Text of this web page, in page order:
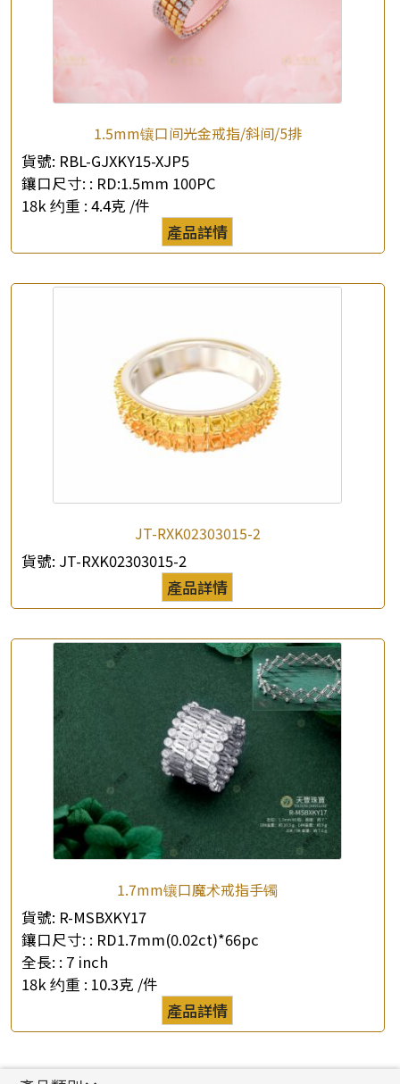
產品查詢
你的名字
*e-mail
查詢以下產品
1.5mm镶口间光金戒指/斜间/5排
貨號: RBL-GJXKY15-XJP5
鑲口尺寸: : RD:1.5mm 100PC
18k 约重 : 4.4克 /件
產品詳情
JT-RXK02303015-2
貨號: JT-RXK02303015-2
產品詳情
1.7mm镶口魔术戒指手镯
貨號: R-MSBXKY17
鑲口尺寸: : RD1.7mm(0.02ct)*66pc
全長: : 7 inch
18k 约重 : 10.3克 /件
產品詳情